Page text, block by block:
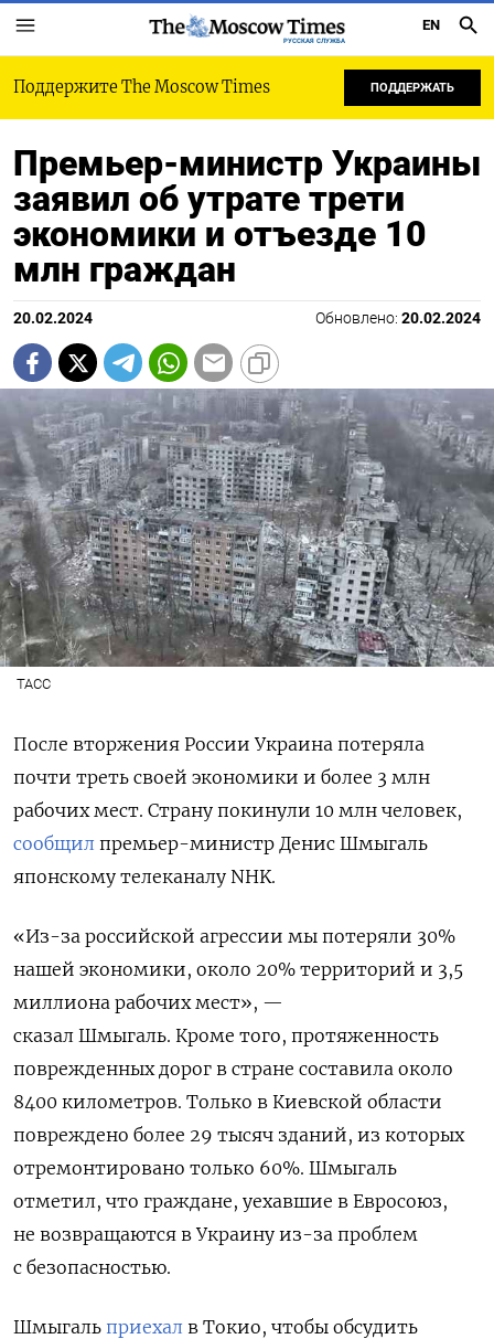
РУССКАЯ СЛУЖБА
EN
Поддержите The Moscow Times ПОДДЕРЖАТЬ
Премьер-министр Украины
заявил об утрате трети
экономики и отъезде 10
млн граждан
20.02.2024 Обновлено: 20.02.2024
ТАСС
После вторжения России Украина потеряла
почти треть своей экономики и более 3 млн
рабочих мест. Страну покинули 10 млн человек,
сообщил премьер-министр Денис Шмыгаль
японскому телеканалу NHK.
«Из-за российской агрессии мы потеряли 30%
нашей экономики, около 20% территорий и 3,5
миллиона рабочих мест», —
сказал Шмыгаль. Кроме того, протяженность
поврежденных дорог в стране составила около
8400 километров. Только в Киевской области
повреждено более 29 тысяч зданий, из которых
отремонтировано только 60%. Шмыгаль
отметил, что граждане, уехавшие в Евросоюз,
не возвращаются в Украину из-за проблем
с безопасностью.
Шмыгаль приехал в Токио, чтобы обсудить